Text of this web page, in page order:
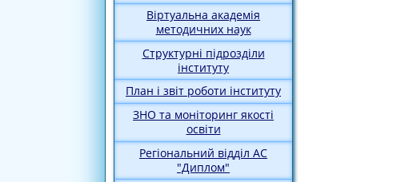
Віртуальна академія
методичних наук
Структурні підрозділи
інституту
План і звіт роботи інституту
ЗНО та моніторинг якості
освіти
Регіональний відділ АС
"Диплом"